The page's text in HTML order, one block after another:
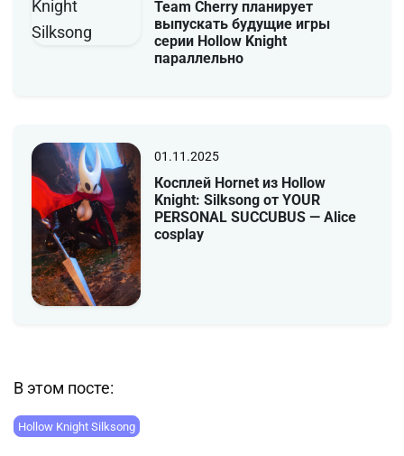
Team Cherry планирует
выпускать будущие игры
серии Hollow Knight
параллельно
01.11.2025
Косплей Hornet из Hollow
Knight: Silksong от YOUR
PERSONAL SUCCUBUS — Alice
cosplay
В этом посте:
Hollow Knight Silksong